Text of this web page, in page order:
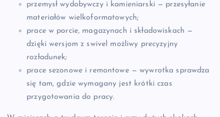
przemysł wydobywczy i kamieniarski — przesyłanie
materiałów wielkoformatowych;
prace w porcie, magazynach i składowiskach —
dzięki wersjom z swivel możliwy precyzyjny
rozładunek;
prace sezonowe i remontowe — wywrotka sprawdza
się tam, gdzie wymagany jest krótki czas
przygotowania do pracy.